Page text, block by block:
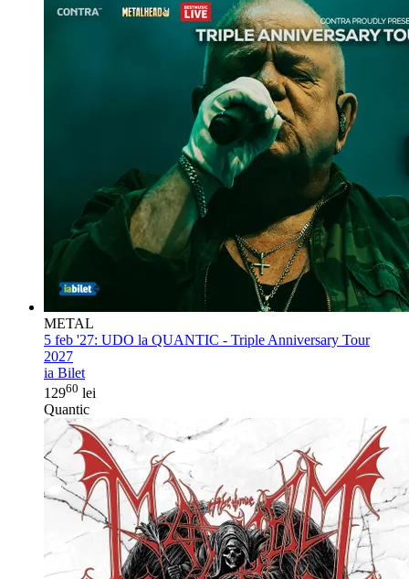
METAL
5 feb '27: UDO la QUANTIC - Triple Anniversary Tour
2027
ia Bilet
12960 lei
Quantic